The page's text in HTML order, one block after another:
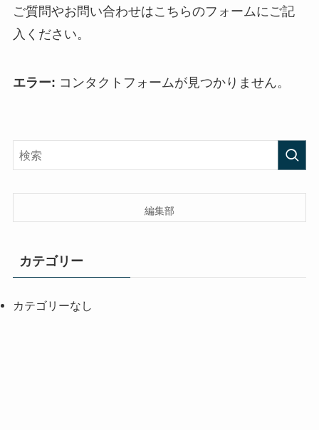
ご質問やお問い合わせはこちらのフォームにご記
入ください。
エラー: コンタクトフォームが見つかりません。
編集部
カテゴリー
カテゴリーなし